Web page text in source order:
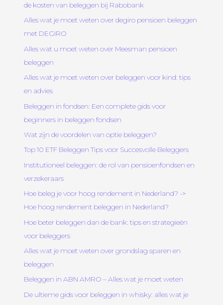
de kosten van beleggen bij Rabobank
Alles wat je moet weten over degiro pensioen beleggen
met DEGIRO
Alles wat u moet weten over Meesman pensioen
beleggen
Alles wat je moet weten over beleggen voor kind: tips
en advies
Beleggen in fondsen: Een complete gids voor
beginners in beleggen fondsen
Wat zijn de voordelen van optie beleggen?
Top 10 ETF Beleggen Tips voor Succesvolle Beleggers
Institutioneel beleggen: de rol van pensioenfondsen en
verzekeraars
Hoe beleg je voor hoog rendement in Nederland? ->
Hoe hoog rendement beleggen in Nederland?
Hoe beter beleggen dan de bank: tips en strategieën
voor beleggers
Alles wat je moet weten over grondslag sparen en
beleggen
Beleggen in ABN AMRO – Alles wat je moet weten
De ultieme gids voor beleggen in whisky: alles wat je